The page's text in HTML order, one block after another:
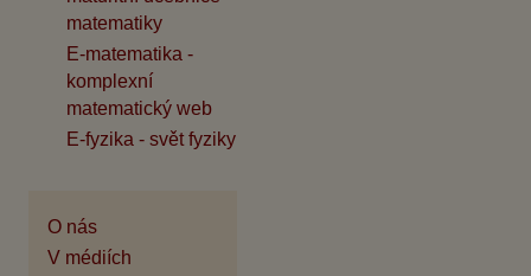
matematiky
E-matematika -
komplexní
matematický web
E-fyzika - svět fyziky
O nás
V médiích